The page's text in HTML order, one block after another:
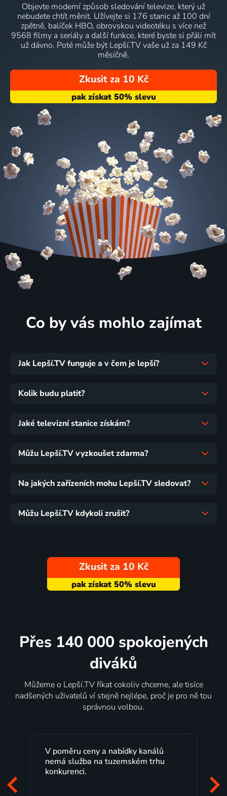
Objevte moderní způsob sledování televize, který už
nebudete chtít měnit. Užívejte si 176 stanic až 100 dní
zpětně, balíček HBO, obrovskou videotéku s více než
9568 filmy a seriály a další funkce, které byste si přáli mít
už dávno. Poté může být Lepší.TV vaše už za 149 Kč
měsíčně.
Zkusit za 10 Kč
Co by vás mohlo zajímat
Jak Lepší.TV funguje a v čem je lepší?
Kolik budu platit?
Jaké televizní stanice získám?
Můžu Lepší.TV vyzkoušet zdarma?
Na jakých zařízeních mohu Lepší.TV sledovat?
Můžu Lepší.TV kdykoli zrušit?
Zkusit za 10 Kč
Přes 140 000 spokojených
diváků
Můžeme o Lepší.TV říkat cokoliv chceme, ale tisíce
nadšených uživatelů ví stejně nejlépe, proč je pro ně tou
správnou volbou.
Lepší.TV sleduji už několik let s
maximální spokojeností. Velký výběr
programů a nemuset běžet k TV na